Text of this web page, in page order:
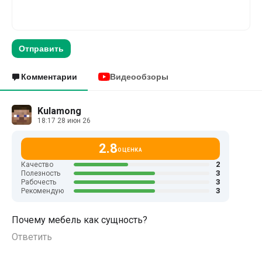
Отправить
Комментарии Видеообзоры
Kulamong
18:17 28 июн 26
2.8ОЦЕНКА
Качество 2
Полезность 3
Рабочесть 3
Рекомендую 3
Почему мебель как сущность?
Ответить